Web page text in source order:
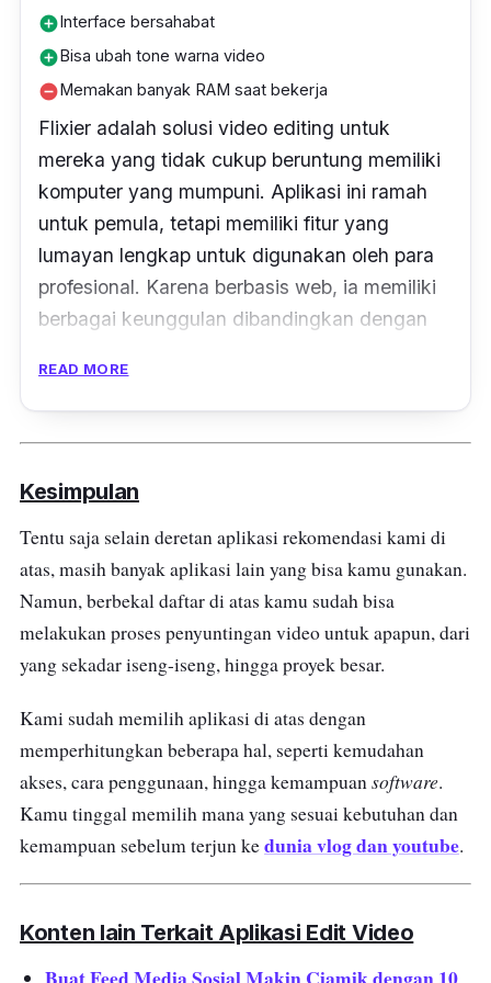
add_circleInterface bersahabat
add_circleBisa ubah tone warna video
remove_circleMemakan banyak RAM saat bekerja
Flixier adalah solusi video editing untuk
mereka yang tidak cukup beruntung memiliki
komputer yang mumpuni. Aplikasi ini ramah
untuk pemula, tetapi memiliki fitur yang
lumayan lengkap untuk digunakan oleh para
profesional. Karena berbasis web, ia memiliki
berbagai keunggulan dibandingkan dengan
aplikasi edit video tercepat. Materi video bisa
diambil dari komputer atau langsung dari
penyimpananonline. Proyek video bisa
diakses darigadgetapapun dengan koneksi
internet.
Hasilnya bisa diunggah ke YouTube dan
berbagaichannel sosmeddalam sekejap
mata. Aplikasi ini bisa diakses secara gratis
tanpa pembatasan fiturediting. Versi
berbayarnya memberikan kapasitas
penyimpanan lebih besar, durasi ekspor video
READ MORE
Kesimpulan
Tentu saja selain deretan aplikasi rekomendasi kami di
atas, masih banyak aplikasi lain yang bisa kamu gunakan.
Namun, berbekal daftar di atas kamu sudah bisa
melakukan proses penyuntingan video untuk apapun, dari
yang sekadar iseng-iseng, hingga proyek besar.
Kami sudah memilih aplikasi di atas dengan
memperhitungkan beberapa hal, seperti kemudahan
akses, cara penggunaan, hingga kemampuansoftware.
Kamu tinggal memilih mana yang sesuai kebutuhan dan
kemampuan sebelum terjun kedunia vlog dan youtube.
Konten lain Terkait Aplikasi Edit Video